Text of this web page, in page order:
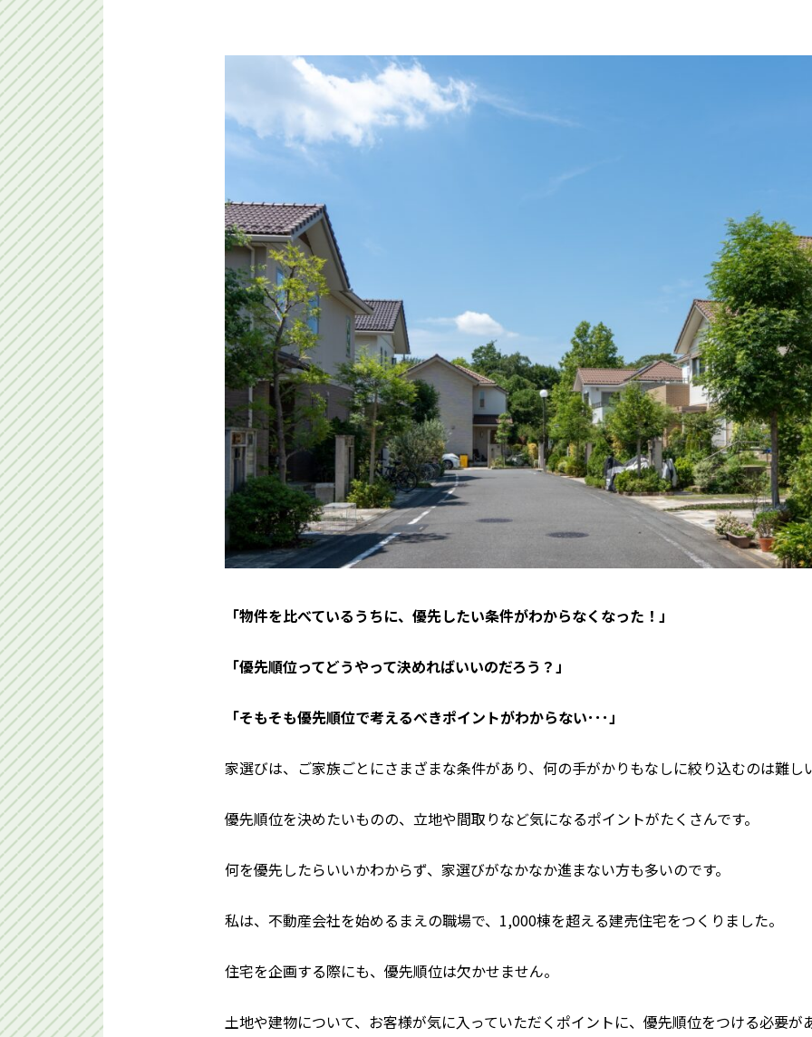
「物件を比べているうちに、優先したい条件がわからなくなった！」
「優先順位ってどうやって決めればいいのだろう？」
「そもそも優先順位で考えるべきポイントがわからない･･･」
家選びは、ご家族ごとにさまざまな条件があり、何の手がかりもなしに絞り込むのは難し
優先順位を決めたいものの、立地や間取りなど気になるポイントがたくさんです。
何を優先したらいいかわからず、家選びがなかなか進まない方も多いのです。
私は、不動産会社を始めるまえの職場で、1,000棟を超える建売住宅をつくりました。
住宅を企画する際にも、優先順位は欠かせません。
土地や建物について、お客様が気に入っていただくポイントに、優先順位をつける必要が